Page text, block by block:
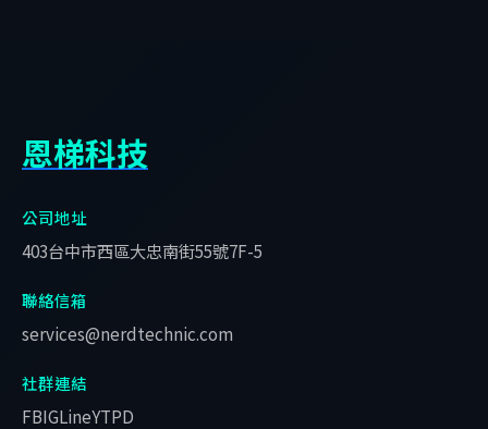
恩梯科技
公司地址
403台中市西區大忠南街55號7F-5
聯絡信箱
services@nerdtechnic.com
社群連結
FBIGLineYTPD